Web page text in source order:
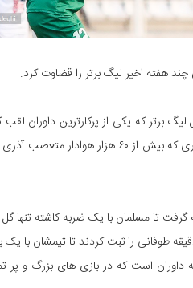
هفته اخیر لیگ برتر را قضاوت کرد.
ذوب آهن یک قضاوت سخت و سنگین را سپری کرد.دیداری که
مسلمان با یک ضربه کاشته تنها گل
داوران است که در بازی های بزرگ و پر